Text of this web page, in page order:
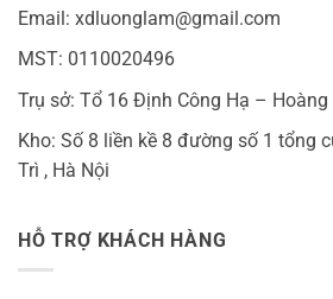
Email: xdluonglam@gmail.com
MST: 0110020496
Trụ sở: Tổ 16 Định Công Hạ –
Kho: Số 8 liền kề 8 đường số 1 tổng
Trì , Hà Nội
HỖ TRỢ KHÁCH HÀNG